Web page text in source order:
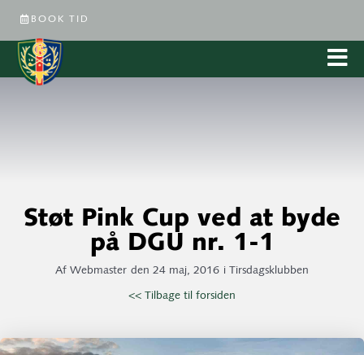
BOOK TID
Støt Pink Cup ved at byde
på DGU nr. 1-1
Af Webmaster den 24 maj, 2016 i Tirsdagsklubben
<< Tilbage til forsiden